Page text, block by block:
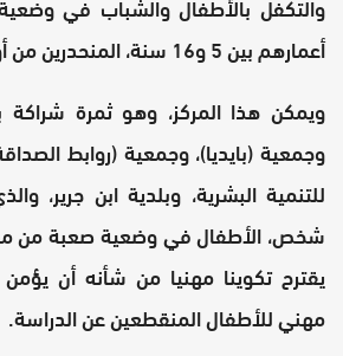
أعمارهم بين 5 و16 سنة، المنحدرين من أوساط هشة.
ويمكن هذا المركز، وهو ثمرة شراكة
وجمعية (بايديا)، وجمعية (روابط
شخص، الأطفال في وضعية صعبة من
يقترح تكوينا مهنيا من شأنه أن
مهني للأطفال المنقطعين عن الدراسة.